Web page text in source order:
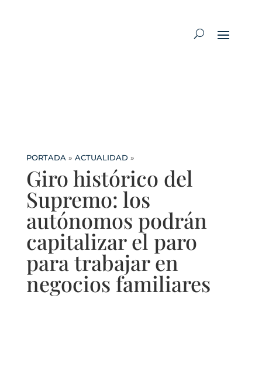
PORTADA» ACTUALIDAD »
Giro histórico del
Supremo: los
autónomos podrán
capitalizar el paro
para trabajar en
negocios familiares